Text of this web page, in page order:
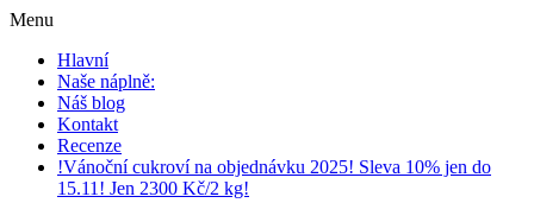
Menu
Hlavní
Naše náplně:
Náš blog
Kontakt
Recenze
!Vánoční cukroví na objednávku 2025! Sleva 10% jen do
15.11! Jen 2300 Kč/2 kg!